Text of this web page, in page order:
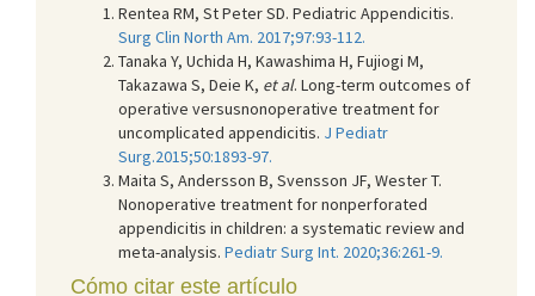
Rentea RM, St Peter SD. Pediatric Appendicitis.
Surg Clin North Am. 2017;97:93-112.
Tanaka Y, Uchida H, Kawashima H, Fujiogi M,
Takazawa S, Deie K, et al. Long-term outcomes of
operative versusnonoperative treatment for
uncomplicated appendicitis. J Pediatr
Surg.2015;50:1893-97.
Maita S, Andersson B, Svensson JF, Wester T.
Nonoperative treatment for nonperforated
appendicitis in children: a systematic review and
meta-analysis. Pediatr Surg Int. 2020;36:261-9.
Cómo citar este artículo